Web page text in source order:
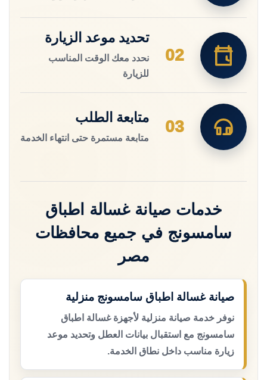
02
تحديد موعد الزيارة
نحدد معك الوقت المناسب
للزيارة
03
متابعة الطلب
متابعة مستمرة حتى انتهاء الخدمة
خدمات صيانة غسالة اطباق
سامسونج في جميع محافظات
مصر
صيانة غسالة اطباق سامسونج منزلية
نوفر خدمة صيانة منزلية لأجهزة غسالة اطباق
سامسونج مع استقبال بيانات العطل وتحديد موعد
زيارة مناسب داخل نطاق الخدمة.